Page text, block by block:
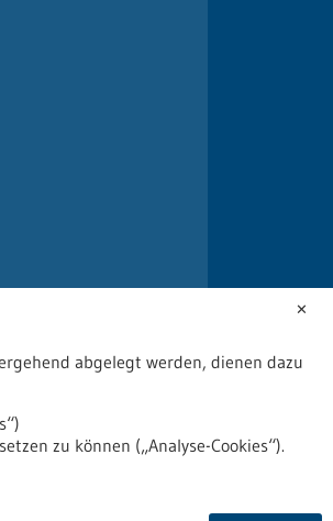
✕
abgelegt werden, dienen dazu
zu können („Analyse-Cookies“).